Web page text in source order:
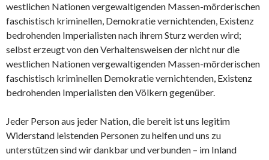
westlichen Nationen vergewaltigenden Massen-mörderischen
faschistisch kriminellen, Demokratie vernichtenden, Existenz
bedrohenden Imperialisten nach ihrem Sturz werden wird;
selbst erzeugt von den Verhaltensweisen der nicht nur die
westlichen Nationen vergewaltigenden Massen-mörderischen
faschistisch kriminellen Demokratie vernichtenden, Existenz
bedrohenden Imperialisten den Völkern gegenüber.
Jeder Person aus jeder Nation, die bereit ist uns legitim
Widerstand leistenden Personen zu helfen und uns zu
unterstützen sind wir dankbar und verbunden – im Inland